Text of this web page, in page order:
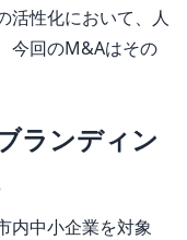
活性化において、人
今回のM&Aはその
ランディン
内中小企業を対象